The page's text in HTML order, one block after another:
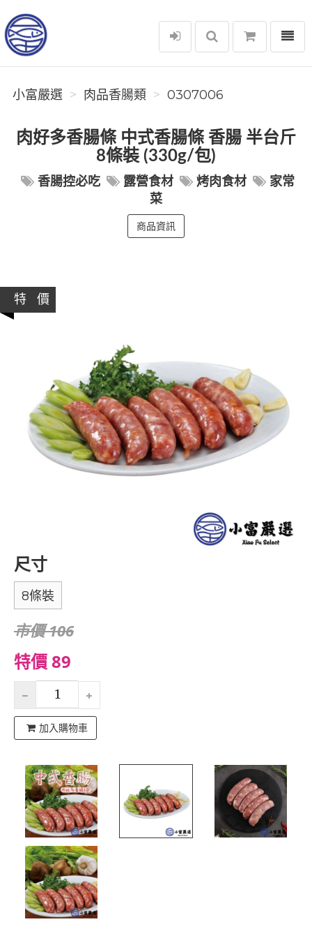
小富嚴選
選單
小富嚴選 肉品香腸類 0307006
肉好多香腸條 中式香腸條 香腸 半台斤
8條裝 (330g/包)
香腸控必吃 露營食材 烤肉食材
家常
菜
商品資訊
特 價
尺寸
8條裝
市價 106
特價 89
加入購物車